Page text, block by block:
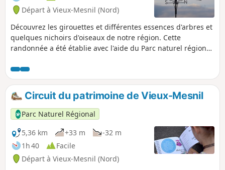
Départ à Vieux-Mesnil (Nord)
Découvrez les girouettes et différentes essences d'arbres et
quelques nichoirs d'oiseaux de notre région. Cette
randonnée a été établie avec l'aide du Parc naturel régional
Circuit du patrimoine de Vieux-Mesnil
Parc Naturel Régional
5,36 km
+33 m
-32 m
1h 40
Facile
Départ à Vieux-Mesnil (Nord)